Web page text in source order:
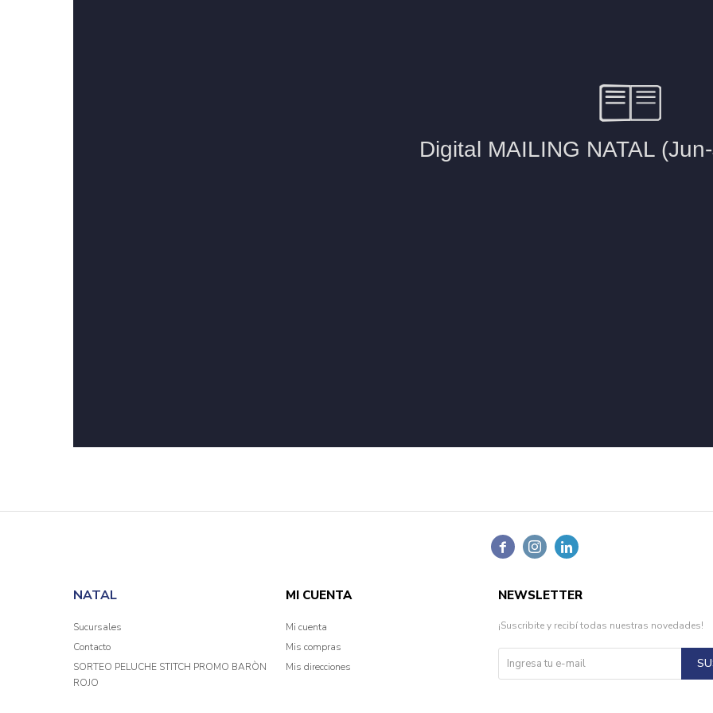
  
NATAL
Sucursales
Contacto
SORTEO PELUCHE STITCH PROMO BARÒN
ROJO
MI CUENTA
Mi cuenta
Mis compras
Mis direcciones
NEWSLETTER
¡Suscribite y recibí todas nuestras novedades!